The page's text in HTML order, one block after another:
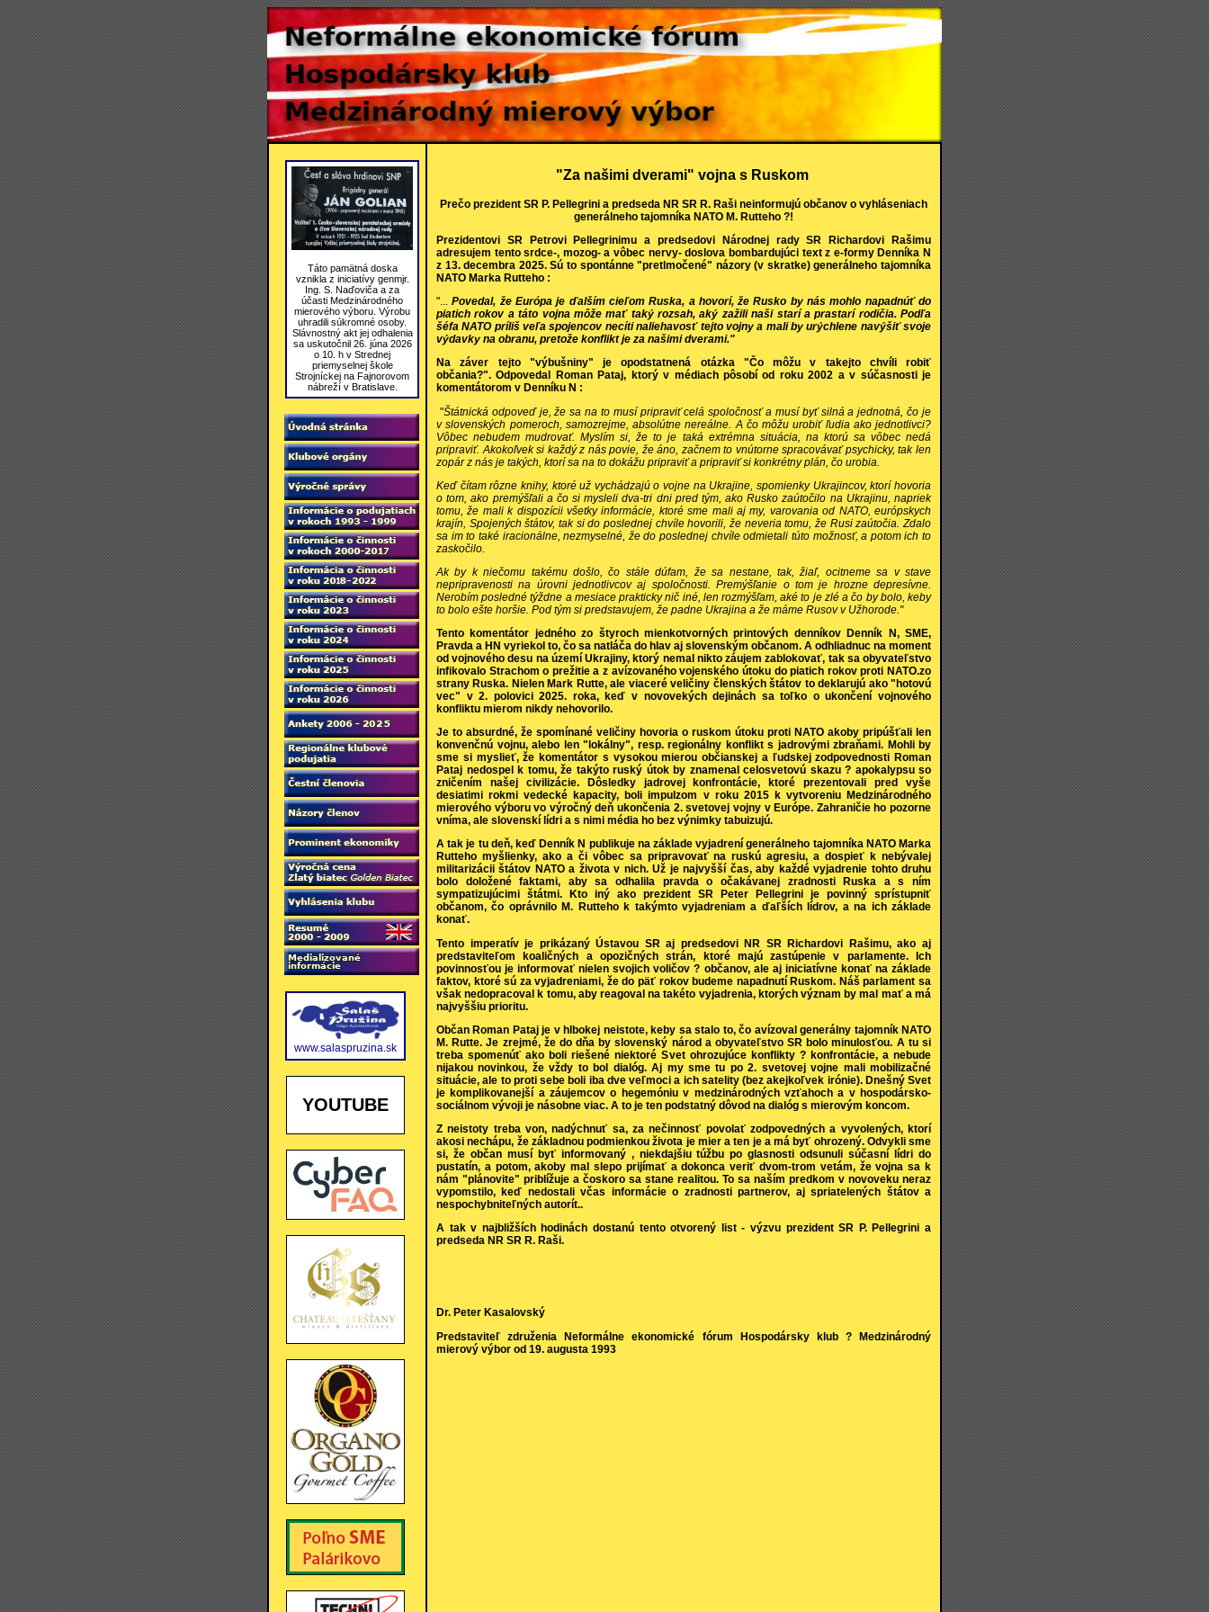
Táto pamätná doska
vznikla z iniciatívy genmjr.
Ing. S. Naďoviča a za
účasti Medzinárodného
mierového výboru. Výrobu
uhradili súkromné osoby.
Slávnostný akt jej odhalenia
sa uskutočnil 26. júna 2026
o 10. h v Strednej
priemyselnej škole
Strojníckej na Fajnorovom
nábreží v Bratislave.
www.salaspruzina.sk
YOUTUBE
"Za našimi dverami" vojna s Ruskom
Prečo prezident SR P. Pellegrini a predseda NR SR R. Raši neinformujú občanov o vyhláseniach
generálneho tajomníka NATO M. Rutteho ?!
Prezidentovi SR Petrovi Pellegrinimu a predsedovi Národnej rady SR Richardovi Rašimu
adresujem tento srdce-, mozog- a vôbec nervy- doslova bombardujúci text z e-formy Denníka N
z 13. decembra 2025. Sú to spontánne "pretlmočené" názory (v skratke) generálneho tajomníka
NATO Marka Rutteho :
"...Povedal, že Európa je ďalším cieľom Ruska, a hovorí, že Rusko by nás mohlo napadnúť do
piatich rokov a táto vojna môže mať taký rozsah, aký zažili naši starí a prastarí rodičia. Podľa
šéfa NATO príliš veľa spojencov necíti naliehavosť tejto vojny a mali by urýchlene navýšiť svoje
výdavky na obranu, pretože konflikt je za našimi dverami."
Na záver tejto "výbušniny" je opodstatnená otázka "Čo môžu v takejto chvíli robiť
občania?". Odpovedal Roman Pataj, ktorý v médiach pôsobí od roku 2002 a v súčasnosti je
komentátorom v Denníku N :
"Štátnická odpoveď je, že sa na to musí pripraviť celá spoločnosť a musí byť silná a jednotná, čo je
v slovenských pomeroch, samozrejme, absolútne nereálne. A čo môžu urobiť ľudia ako jednotlivci?
Vôbec nebudem mudrovať. Myslím si, že to je taká extrémna situácia, na ktorú sa vôbec nedá
pripraviť. Akokoľvek si každý z nás povie, že áno, začnem to vnútorne spracovávať psychicky, tak len
zopár z nás je takých, ktorí sa na to dokážu pripraviť a pripraviť si konkrétny plán, čo urobia.
Keď čítam rôzne knihy, ktoré už vychádzajú o vojne na Ukrajine, spomienky Ukrajincov, ktorí hovoria
o tom, ako premýšľali a čo si mysleli dva-tri dni pred tým, ako Rusko zaútočilo na Ukrajinu, napriek
tomu, že mali k dispozícii všetky informácie, ktoré sme mali aj my, varovania od NATO, európskych
krajín, Spojených štátov, tak si do poslednej chvíle hovorili, že neveria tomu, že Rusi zaútočia. Zdalo
sa im to také iracionálne, nezmyselné, že do poslednej chvíle odmietali túto možnosť, a potom ich to
zaskočilo.
Ak by k niečomu takému došlo, čo stále dúfam, že sa nestane, tak, žiaľ, ocitneme sa v stave
nepripravenosti na úrovni jednotlivcov aj spoločnosti. Premýšľanie o tom je hrozne depresívne.
Nerobím posledné týždne a mesiace prakticky nič iné, len rozmýšľam, aké to je zlé a čo by bolo, keby
to bolo ešte horšie. Pod tým si predstavujem, že padne Ukrajina a že máme Rusov v Užhorode."
Tento komentátor jedného zo štyroch mienkotvorných printových denníkov Denník N, SME,
Pravda a HN vyriekol to, čo sa natláča do hlav aj slovenským občanom. A odhliadnuc na moment
od vojnového desu na území Ukrajiny, ktorý nemal nikto záujem zablokovať, tak sa obyvateľstvo
infikovalo Strachom o prežitie a z avízovaného vojenského útoku do piatich rokov proti NATO.zo
strany Ruska. Nielen Mark Rutte, ale viaceré veličiny členských štátov to deklarujú ako "hotovú
vec" v 2. polovici 2025. roka, keď v novovekých dejinách sa toľko o ukončení vojnového
konfliktu mierom nikdy nehovorilo.
Je to absurdné, že spomínané veličiny hovoria o ruskom útoku proti NATO akoby pripúšťali len
konvenčnú vojnu, alebo len "lokálny", resp. regionálny konflikt s jadrovými zbraňami. Mohli by
sme si myslieť, že komentátor s vysokou mierou občianskej a ľudskej zodpovednosti Roman
Pataj nedospel k tomu, že takýto ruský útok by znamenal celosvetovú skazu ? apokalypsu so
zničením našej civilizácie. Dôsledky jadrovej konfrontácie, ktoré prezentovali pred vyše
desiatimi rokmi vedecké kapacity, boli impulzom v roku 2015 k vytvoreniu Medzinárodného
mierového výboru vo výročný deň ukončenia 2. svetovej vojny v Európe. Zahraničie ho pozorne
vníma, ale slovenskí lídri a s nimi média ho bez výnimky tabuizujú.
A tak je tu deň, keď Denník N publikuje na základe vyjadrení generálneho tajomníka NATO Marka
Rutteho myšlienky, ako a či vôbec sa pripravovať na ruskú agresiu, a dospieť k nebývalej
militarizácii štátov NATO a života v nich. Už je najvyšší čas, aby každé vyjadrenie tohto druhu
bolo doložené faktami, aby sa odhalila pravda o očakávanej zradnosti Ruska a s ním
sympatizujúcimi štátmi. Kto iný ako prezident SR Peter Pellegrini je povinný sprístupniť
občanom, čo oprávnilo M. Rutteho k takýmto vyjadreniam a ďaľších lídrov, a na ich základe
konať.
Tento imperatív je prikázaný Ústavou SR aj predsedovi NR SR Richardovi Rašimu, ako aj
predstaviteľom koaličných a opozičných strán, ktoré majú zastúpenie v parlamente. Ich
povinnosťou je informovať nielen svojich voličov ? občanov, ale aj iniciatívne konať na základe
faktov, ktoré sú za vyjadreniami, že do päť rokov budeme napadnutí Ruskom. Náš parlament sa
však nedopracoval k tomu, aby reagoval na takéto vyjadrenia, ktorých význam by mal mať a má
najvyššiu prioritu.
Občan Roman Pataj je v hlbokej neistote, keby sa stalo to, čo avízoval generálny tajomník NATO
M. Rutte. Je zrejmé, že do dňa by slovenský národ a obyvateľstvo SR bolo minulosťou. A tu si
treba spomenúť ako boli riešené niektoré Svet ohrozujúce konflikty ? konfrontácie, a nebude
nijakou novinkou, že vždy to bol dialóg. Aj my sme tu po 2. svetovej vojne mali mobilizačné
situácie, ale to proti sebe boli iba dve veľmoci a ich satelity (bez akejkoľvek irónie). Dnešný Svet
je komplikovanejší a záujemcov o hegemóniu v medzinárodných vzťahoch a v hospodársko-
sociálnom vývoji je násobne viac. A to je ten podstatný dôvod na dialóg s mierovým koncom.
Z neistoty treba von, nadýchnuť sa, za nečinnosť povolať zodpovedných a vyvolených, ktorí
akosi nechápu, že základnou podmienkou života je mier a ten je a má byť ohrozený. Odvykli sme
si, že občan musí byť informovaný , niekdajšiu túžbu po glasnosti odsunuli súčasní lídri do
pustatín, a potom, akoby mal slepo prijímať a dokonca veriť dvom-trom vetám, že vojna sa k
nám "plánovite" priblížuje a čoskoro sa stane realitou. To sa naším predkom v novoveku neraz
vypomstilo, keď nedostali včas informácie o zradnosti partnerov, aj spriatelených štátov a
nespochybniteľných autorít..
A tak v najbližších hodinách dostanú tento otvorený list - výzvu prezident SR P. Pellegrini a
predseda NR SR R. Raši.
Dr. Peter Kasalovský
Predstaviteľ združenia Neformálne ekonomické fórum Hospodársky klub ? Medzinárodný
mierový výbor od 19. augusta 1993